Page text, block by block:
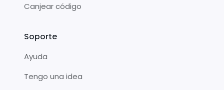
Canjear código
Soporte
Ayuda
Tengo una idea